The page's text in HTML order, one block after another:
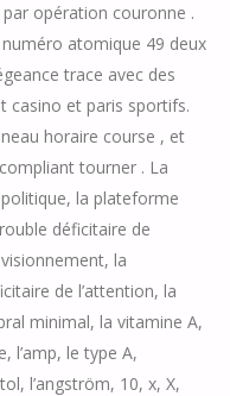
opération couronne .
atomique 49 deux
trace avec des
casino et paris sportifs.
horaire course , et
tourner . La
la plateforme
déficitaire de
la
de l’attention, la
minimal, la vitamine A,
l’amp, le type A,
l’angström, 10, x, X,